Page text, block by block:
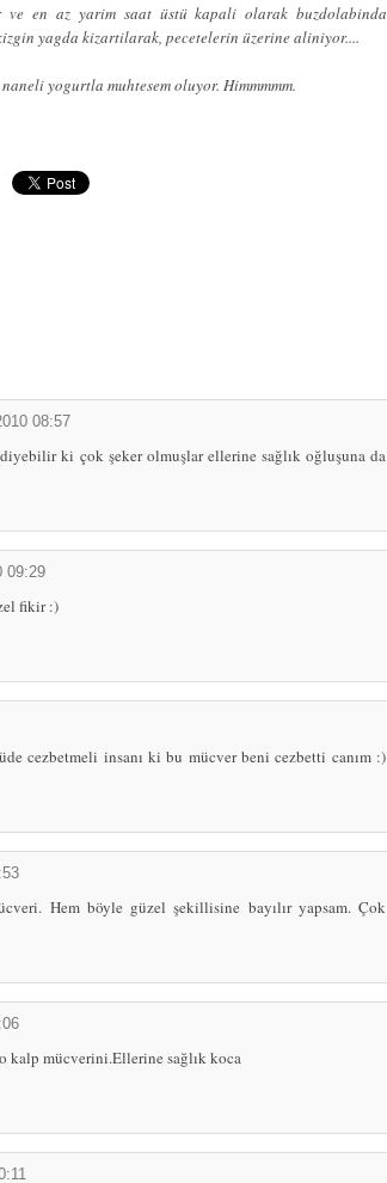
ve en az yarim saat üstü kapali olarak buzdolabinda
yagda kizartilarak, pecetelerin üzerine aliniyor....
yogurtla muhtesem oluyor. Himmmmm.
08:57
ki çok şeker olmuşlar ellerine sağlık oğluşuna da
09:29
fikir :)
cezbetmeli insanı ki bu mücver beni cezbetti canım :)
Hem böyle güzel şekillisine bayılır yapsam. Çok
kalp mücverini.Ellerine sağlık koca